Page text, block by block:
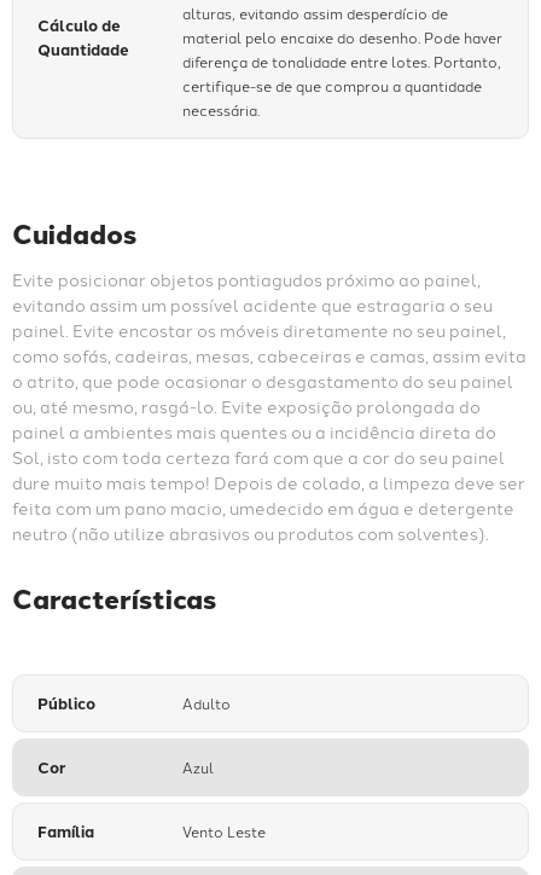
Cálculo de
Quantidade
alturas, evitando assim desperdício de
material pelo encaixe do desenho. Pode haver
diferença de tonalidade entre lotes. Portanto,
certifique-se de que comprou a quantidade
necessária.
Cuidados
Evite posicionar objetos pontiagudos próximo ao painel,
evitando assim um possível acidente que estragaria o seu
painel. Evite encostar os móveis diretamente no seu painel,
como sofás, cadeiras, mesas, cabeceiras e camas, assim evita
o atrito, que pode ocasionar o desgastamento do seu painel
ou, até mesmo, rasgá-lo. Evite exposição prolongada do
painel a ambientes mais quentes ou a incidência direta do
Sol, isto com toda certeza fará com que a cor do seu painel
dure muito mais tempo! Depois de colado, a limpeza deve ser
feita com um pano macio, umedecido em água e detergente
neutro (não utilize abrasivos ou produtos com solventes).
Características
Público Adulto
Cor Azul
Família Vento Leste